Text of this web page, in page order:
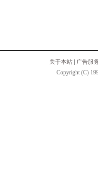
关于本站
广告服
Copyright (C)